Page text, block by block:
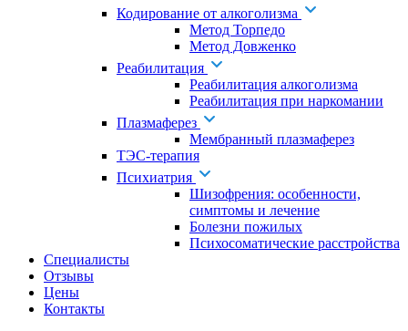
Кодирование от алкоголизма
Метод Торпедо
Метод Довженко
Реабилитация
Реабилитация алкоголизма
Реабилитация при наркомании
Плазмаферез
Мембранный плазмаферез
ТЭС-терапия
Психиатрия
Шизофрения: особенности,
симптомы и лечение
Болезни пожилых
Психосоматические расстройства
Специалисты
Отзывы
Цены
Контакты